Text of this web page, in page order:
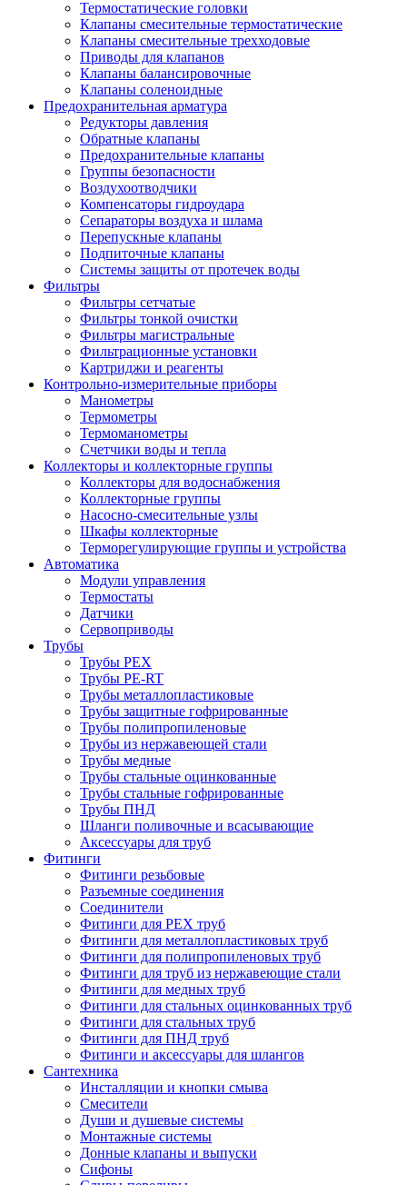
Термостатические головки
Клапаны смесительные термостатические
Клапаны смесительные трехходовые
Приводы для клапанов
Клапаны балансировочные
Клапаны соленоидные
Предохранительная арматура
Редукторы давления
Обратные клапаны
Предохранительные клапаны
Группы безопасности
Воздухоотводчики
Компенсаторы гидроудара
Сепараторы воздуха и шлама
Перепускные клапаны
Подпиточные клапаны
Системы защиты от протечек воды
Фильтры
Фильтры сетчатые
Фильтры тонкой очистки
Фильтры магистральные
Фильтрационные установки
Картриджи и реагенты
Контрольно-измерительные приборы
Манометры
Термометры
Термоманометры
Счетчики воды и тепла
Коллекторы и коллекторные группы
Коллекторы для водоснабжения
Коллекторные группы
Насосно-смесительные узлы
Шкафы коллекторные
Терморегулирующие группы и устройства
Автоматика
Модули управления
Термостаты
Датчики
Сервоприводы
Трубы
Трубы PEX
Трубы PE-RT
Трубы металлопластиковые
Трубы защитные гофрированные
Трубы полипропиленовые
Трубы из нержавеющей стали
Трубы медные
Трубы стальные оцинкованные
Трубы стальные гофрированные
Трубы ПНД
Шланги поливочные и всасывающие
Аксессуары для труб
Фитинги
Фитинги резьбовые
Разъемные соединения
Соединители
Фитинги для PEX труб
Фитинги для металлопластиковых труб
Фитинги для полипропиленовых труб
Фитинги для труб из нержавеющие стали
Фитинги для медных труб
Фитинги для стальных оцинкованных труб
Фитинги для стальных труб
Фитинги для ПНД труб
Фитинги и аксессуары для шлангов
Сантехника
Инсталляции и кнопки смыва
Смесители
Души и душевые системы
Монтажные системы
Донные клапаны и выпуски
Сифоны